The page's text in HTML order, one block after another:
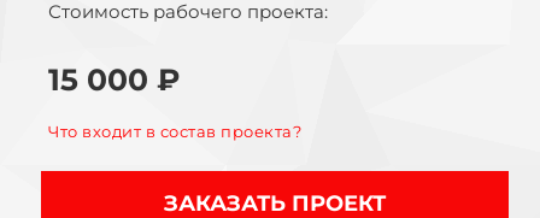
Стоимость рабочего проекта:
15 000 ₽
Что входит в состав проекта?
ЗАКАЗАТЬ ПРОЕКТ